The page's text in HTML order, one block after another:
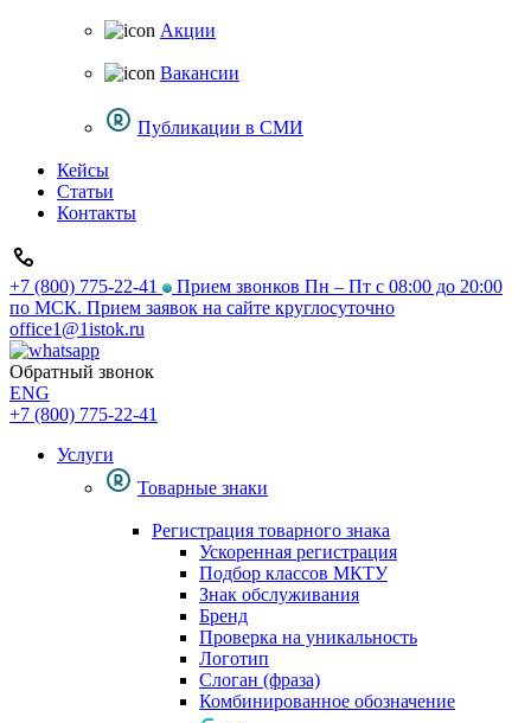
Акции
Вакансии
Публикации в СМИ
Кейсы
Статьи
Контакты
+7 (800) 775-22-41
Прием звонков Пн – Пт с 08:00 до 20:00
по МСК. Прием заявок на сайте круглосуточно
office1@1istok.ru
Обратный звонок
ENG
+7 (800) 775-22-41
Услуги
Товарные знаки
Регистрация товарного знака
Ускоренная регистрация
Подбор классов МКТУ
Знак обслуживания
Бренд
Проверка на уникальность
Логотип
Слоган (фраза)
Комбинированное обозначение